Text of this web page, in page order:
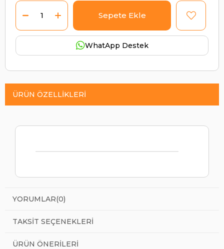
WhatApp Destek
ÜRÜN ÖZELLIKLERI
YORUMLAR(0)
TAKSIT SEÇENEKLERI
ÜRÜN ÖNERILERI